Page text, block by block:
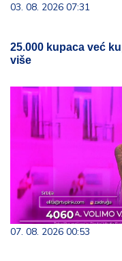
03. 08. 2026 07:31
25.000 kupaca već
više
07. 08. 2026 00:53